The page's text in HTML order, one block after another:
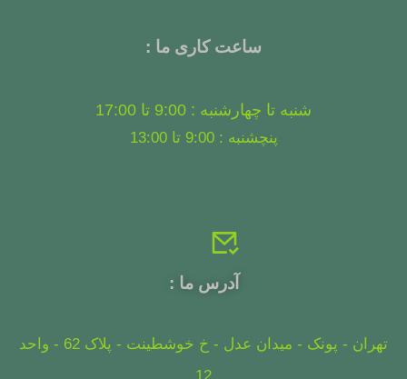
ساعت کاری ما :
شنبه تا چهارشنبه : 9:00 تا 17:00
پنچشنبه : 9:00 تا 13:00
آدرس ما :
تهران - پونک - میدان عدل - خ خوشطینت - پلاک 62 - واحد